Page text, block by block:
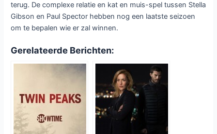
terug. De complexe relatie en kat en muis-spel tussen Stella
Gibson en Paul Spector hebben nog een laatste seizoen
om te bepalen wie er zal winnen.
Gerelateerde Berichten: